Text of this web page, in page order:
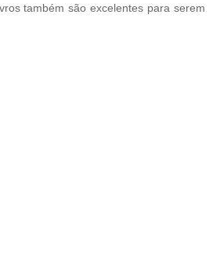
também são excelentes para serem